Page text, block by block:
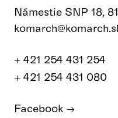
Námestie SNP 18,
+ 421 254 431 254
+ 421 254 431 080
Facebook